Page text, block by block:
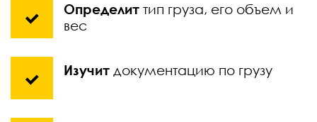
Определит тип груза, его объем и
вес
Изучит документацию по грузу